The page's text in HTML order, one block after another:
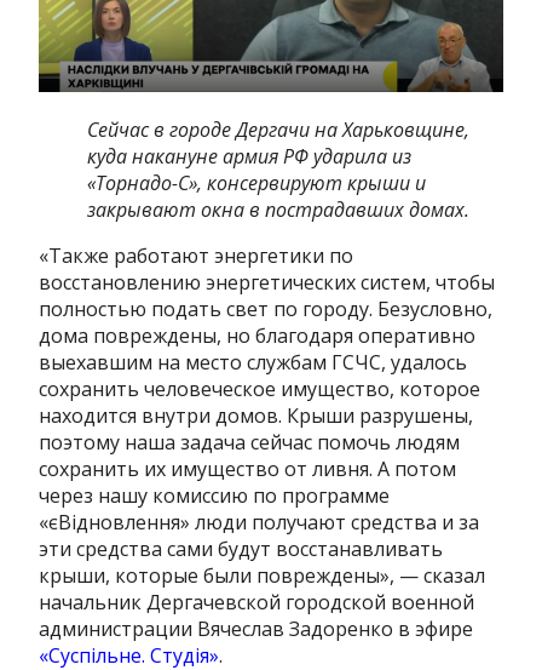
Сейчас в городе Дергачи на Харьковщине,
куда накануне армия РФ ударила из
«Торнадо-С», консервируют крыши и
закрывают окна в пострадавших домах.
«Также работают энергетики по
восстановлению энергетических систем, чтобы
полностью подать свет по городу. Безусловно,
дома повреждены, но благодаря оперативно
выехавшим на место службам ГСЧС, удалось
сохранить человеческое имущество, которое
находится внутри домов. Крыши разрушены,
поэтому наша задача сейчас помочь людям
сохранить их имущество от ливня. А потом
через нашу комиссию по программе
«єВідновлення» люди получают средства и за
эти средства сами будут восстанавливать
крыши, которые были повреждены», — сказал
начальник Дергачевской городской военной
администрации Вячеслав Задоренко в эфире
«Суспільне. Студія».